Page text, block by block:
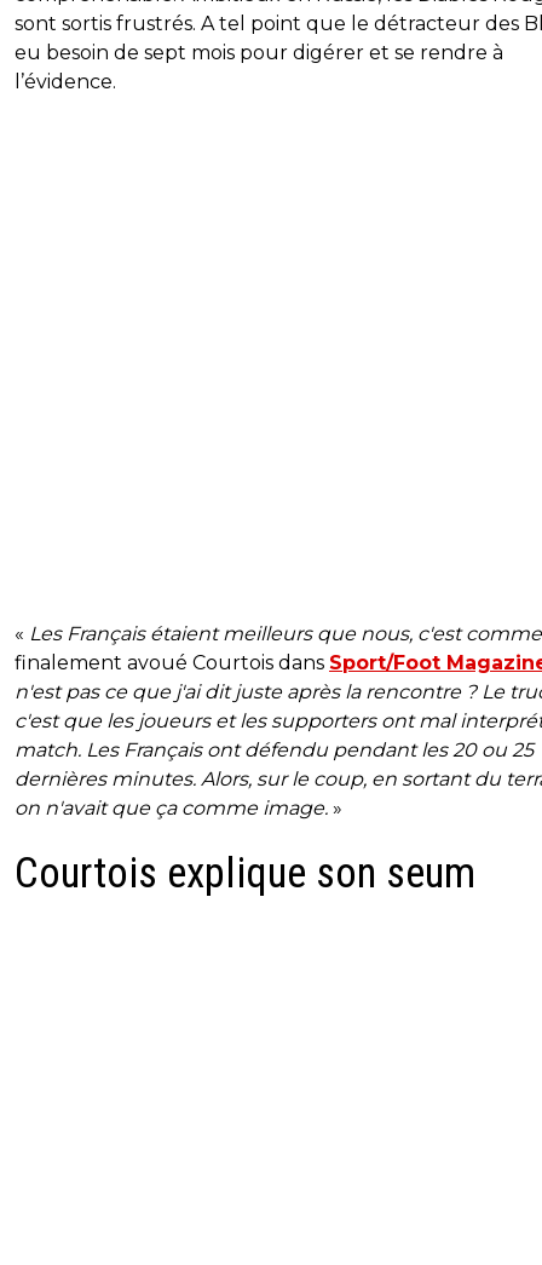
sont sortis frustrés. A tel point que le détracteur des
eu besoin de sept mois pour digérer et se rendre à
l’évidence.
« Les Français étaient meilleurs que nous, c'est
finalement avoué Courtois dans Sport/Foot
n'est pas ce que j'ai dit juste après la rencontre ? Le
c'est que les joueurs et les supporters ont mal
match. Les Français ont défendu pendant les 20 ou 25
dernières minutes. Alors, sur le coup, en sortant du
on n'avait que ça comme image. »
Courtois explique son seum